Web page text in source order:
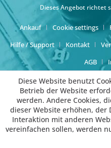
Dieses Angebot richtet
Ankauf Cookie settings
Hilfe / Support
Kontakt
AGB
Diese Website benutzt
Betrieb der Website
werden. Andere Cookies,
dieser Website erhöhen,
Interaktion mit anderen
vereinfachen sollen, werden